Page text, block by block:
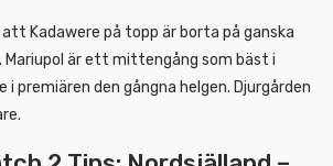
Kadawere på topp är borta på ganska
Mariupol är ett mittengång som bäst i
i premiären den gångna helgen. Djurgården